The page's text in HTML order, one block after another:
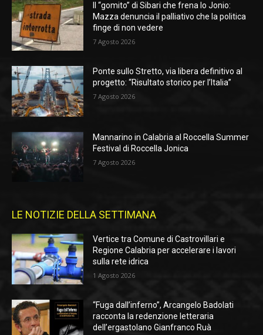
Il “gomito” di Sibari che frena lo Jonio:
Mazza denuncia il palliativo che la politica
finge di non vedere
7 Agosto 2026
Ponte sullo Stretto, via libera definitivo al
progetto: “Risultato storico per l’Italia”
7 Agosto 2026
Mannarino in Calabria al Roccella Summer
Festival di Roccella Jonica
7 Agosto 2026
LE NOTIZIE DELLA SETTIMANA
Vertice tra Comune di Castrovillari e
Regione Calabria per accelerare i lavori
sulla rete idrica
1 Agosto 2026
“Fuga dall’inferno”, Arcangelo Badolati
racconta la redenzione letteraria
dell’ergastolano Gianfranco Ruà